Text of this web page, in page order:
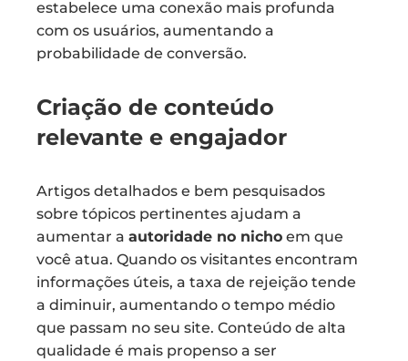
estabelece uma conexão mais profunda
com os usuários, aumentando a
probabilidade de conversão.
Criação de conteúdo
relevante e engajador
Artigos detalhados e bem pesquisados
sobre tópicos pertinentes ajudam a
aumentar a autoridade no nicho em que
você atua. Quando os visitantes encontram
informações úteis, a taxa de rejeição tende
a diminuir, aumentando o tempo médio
que passam no seu site. Conteúdo de alta
qualidade é mais propenso a ser